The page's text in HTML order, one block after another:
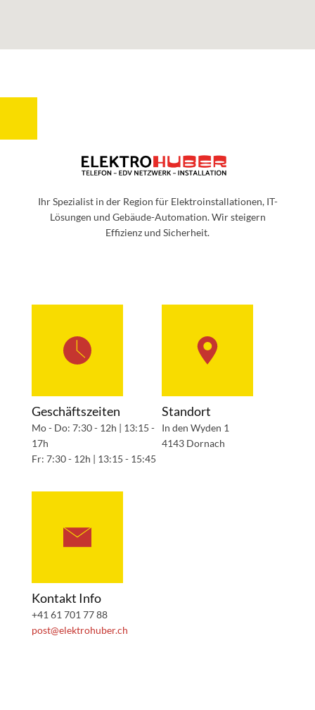
Ihr Spezialist in der Region für Elektroinstallationen, IT-
Lösungen und Gebäude-Automation. Wir steigern
Effizienz und Sicherheit.
Geschäftszeiten
Mo - Do: 7:30 - 12h | 13:15 -
17h
Fr: 7:30 - 12h | 13:15 - 15:45
Standort
In den Wyden 1
4143 Dornach
Kontakt Info
+41 61 701 77 88
post@elektrohuber.ch